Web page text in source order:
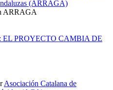
(ARRAGA)
ARRAGA
EL PROYECTO CAMBIA DE
Asociación Catalana de